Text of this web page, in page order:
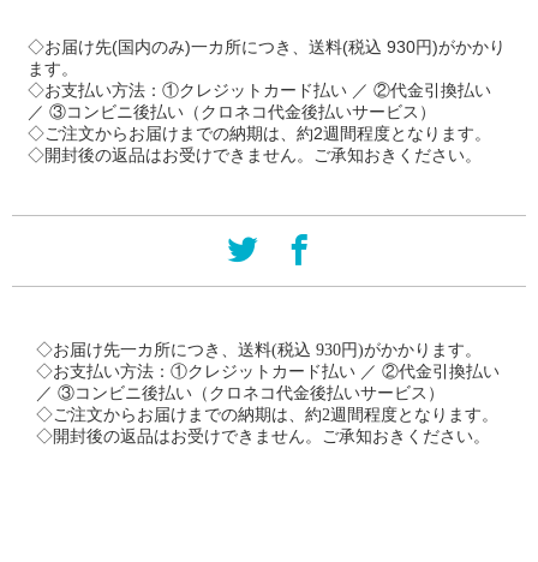
◇お届け先(国内のみ)一カ所につき、送料(税込 930円)がかかり
ます。
◇お支払い方法：①クレジットカード払い ／ ②代金引換払い
／ ③コンビニ後払い（クロネコ代金後払いサービス）
◇ご注文からお届けまでの納期は、約2週間程度となります。
◇開封後の返品はお受けできません。ご承知おきください。
◇お届け先一カ所につき、送料(税込 930円)がかかります。
◇お支払い方法：①クレジットカード払い ／ ②代金引換払い
／ ③コンビニ後払い（クロネコ代金後払いサービス）
◇ご注文からお届けまでの納期は、約2週間程度となります。
◇開封後の返品はお受けできません。ご承知おきください。